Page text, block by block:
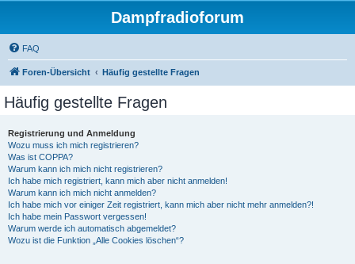
Dampfradioforum
FAQ
Foren-Übersicht Häufig gestellte Fragen
Häufig gestellte Fragen
Registrierung und Anmeldung
Wozu muss ich mich registrieren?
Was ist COPPA?
Warum kann ich mich nicht registrieren?
Ich habe mich registriert, kann mich aber nicht anmelden!
Warum kann ich mich nicht anmelden?
Ich habe mich vor einiger Zeit registriert, kann mich aber nicht mehr anmelden?!
Ich habe mein Passwort vergessen!
Warum werde ich automatisch abgemeldet?
Wozu ist die Funktion „Alle Cookies löschen“?